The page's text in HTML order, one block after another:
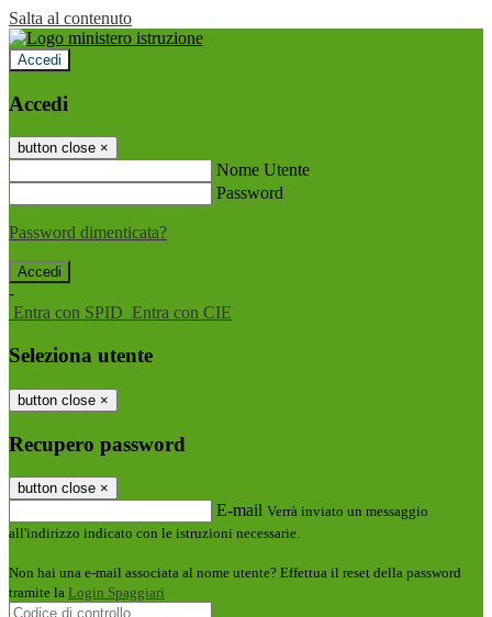
Salta al contenuto
Accedi
Accedi
button close ×
Nome Utente
Password
Password dimenticata?
-
Entra con SPID Entra con CIE
Seleziona utente
button close ×
Recupero password
button close ×
E-mail Verrà inviato un messaggio
all'indirizzo indicato con le istruzioni necessarie.
Non hai una e-mail associata al nome utente? Effettua il reset della password
tramite la Login Spaggiari